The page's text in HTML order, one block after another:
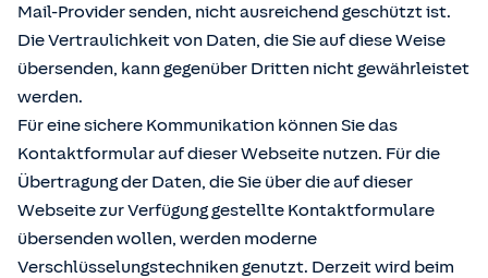
Mail-Provider senden, nicht ausreichend geschützt ist.
Die Vertraulichkeit von Daten, die Sie auf diese Weise
übersenden, kann gegenüber Dritten nicht gewährleistet
werden.
Für eine sichere Kommunikation können Sie das
Kontaktformular auf dieser Webseite nutzen. Für die
Übertragung der Daten, die Sie über die auf dieser
Webseite zur Verfügung gestellte Kontaktformulare
übersenden wollen, werden moderne
Verschlüsselungstechniken genutzt. Derzeit wird beim